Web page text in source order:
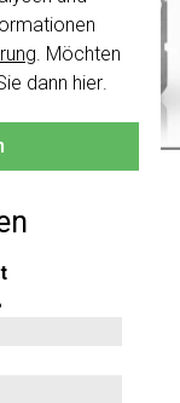
. Möchten
dann hier.
Aufputz-